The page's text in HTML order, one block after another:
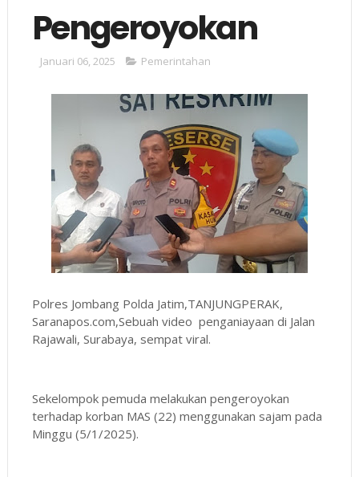
Pengeroyokan
Januari 06, 2025 Pemerintahan
Polres Jombang Polda Jatim,TANJUNGPERAK,
Saranapos.com,Sebuah video penganiayaan di Jalan
Rajawali, Surabaya, sempat viral.
Sekelompok pemuda melakukan pengeroyokan
terhadap korban MAS (22) menggunakan sajam pada
Minggu (5/1/2025).